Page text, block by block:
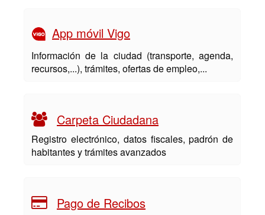
App móvil Vigo
Información de la ciudad (transporte, agenda,
recursos,...), trámites, ofertas de empleo,...
Carpeta Ciudadana
Registro electrónico, datos fiscales, padrón de
habitantes y trámites avanzados
Pago de Recibos